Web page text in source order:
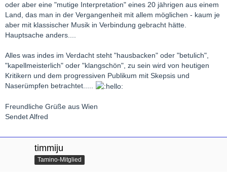
oder aber eine "mutige Interpretation" eines 20 jährigen aus einem
Land, das man in der Vergangenheit mit allem möglichen - kaum je
aber mit klassischer Musik in Verbindung gebracht hätte.
Hauptsache anders....
Alles was indes im Verdacht steht "hausbacken" oder "betulich",
"kapellmeisterlich" oder "klangschön", zu sein wird von heutigen
Kritikern und dem progressiven Publikum mit Skepsis und
Naserümpfen betrachtet.....
Freundliche Grüße aus Wien
Sendet Alfred
timmiju
Tamino-Mitglied